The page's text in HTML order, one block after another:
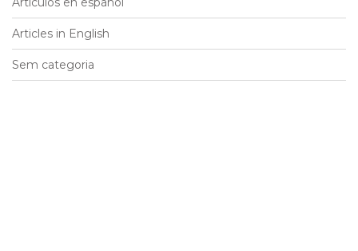
Articles in English
Sem categoria